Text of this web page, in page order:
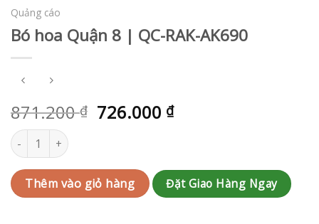
Quảng cáo
Bó hoa Quận 8 | QC-RAK-AK690
871.200₫ 726.000 ₫
Bó hoa Quận 8 | QC-RAK-AK690 số lượng
Thêm vào giỏ hàng Đặt Giao Hàng Ngay